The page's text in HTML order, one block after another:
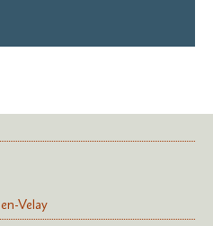
Velay